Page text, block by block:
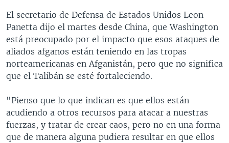
El secretario de Defensa de Estados Unidos Leon
Panetta dijo el martes desde China, que Washington
está preocupado por el impacto que esos ataques de
aliados afganos están teniendo en las tropas
norteamericanas en Afganistán, pero que no significa
que el Talibán se esté fortaleciendo.
"Pienso que lo que indican es que ellos están
acudiendo a otros recursos para atacar a nuestras
fuerzas, y tratar de crear caos, pero no en una forma
que de manera alguna pudiera resultar en que ellos